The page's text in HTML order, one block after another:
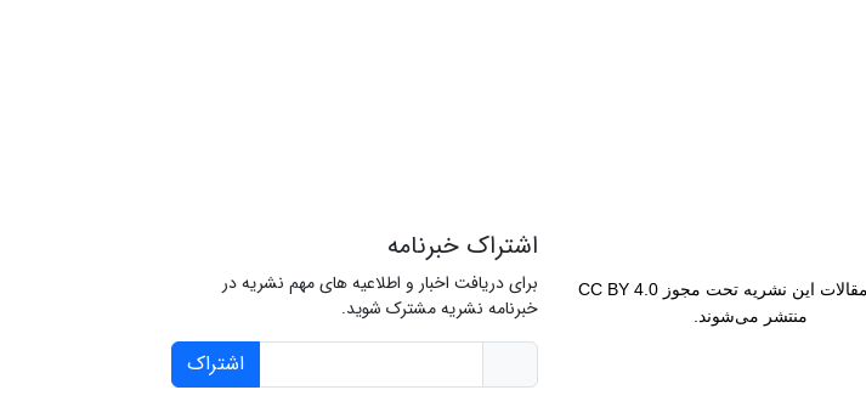
تمامی مقالات این نشریه تحت مجوز CC BY 4.0
منتشر می‌شوند.
اشتراک خبرنامه
برای دریافت اخبار و اطلاعیه های مهم نشریه در
خبرنامه نشریه مشترک شوید.
اشتراک